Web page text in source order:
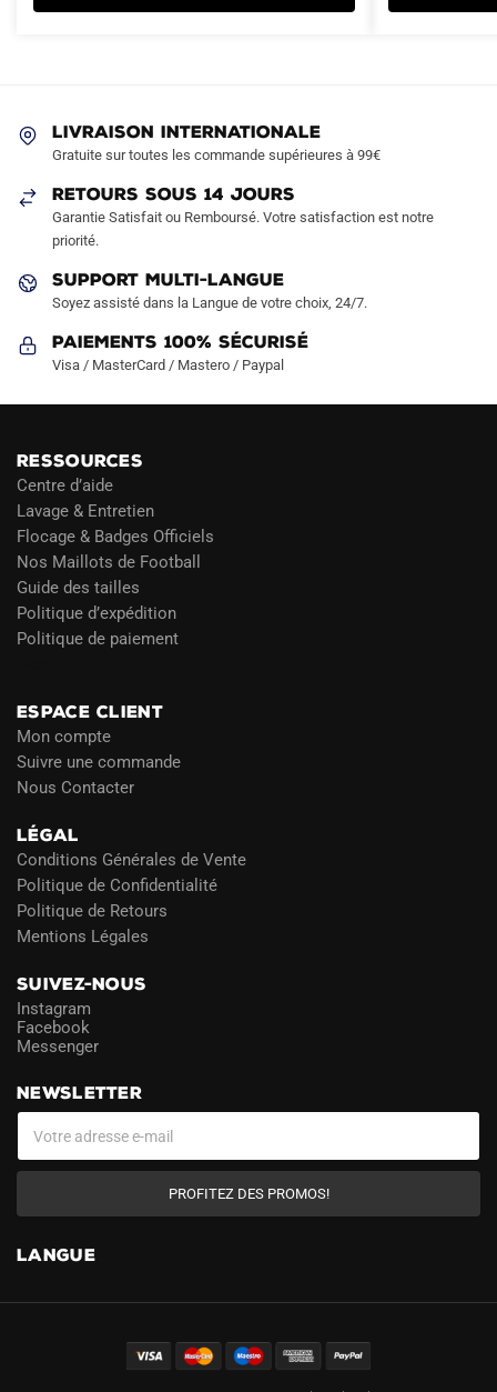
être
choisies
sur
page
produit
la
LIVRAISON INTERNATIONALE
Gratuite sur toutes les commande supérieures à 99€
RETOURS SOUS 14 JOURS
Garantie Satisfait ou Remboursé. Votre satisfaction est notre
priorité.
SUPPORT MULTI-LANGUE
Soyez assisté dans la Langue de votre choix, 24/7.
Paiements 100% Sécurisé
Visa / MasterCard / Mastero / Paypal
RESSOURCES
Centre d’aide
Lavage & Entretien
Flocage & Badges Officiels
Nos Maillots de Football
Guide des tailles
Politique d’expédition
Politique de paiement
ESPACE CLIENT
Mon compte
Suivre une commande
Nous Contacter
LÉGAL
Conditions Générales de Vente
Politique de Confidentialité
Politique de Retours
Mentions Légales
SUIVEZ-NOUS
Instagram
Facebook
Messenger
NEWSLETTER
PROFITEZ DES PROMOS!
LANGUE